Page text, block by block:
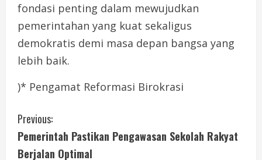
fondasi penting dalam mewujudkan
pemerintahan yang kuat sekaligus
demokratis demi masa depan bangsa yang
lebih baik.
)* Pengamat Reformasi Birokrasi
C
o
Previous:
Pemerintah Pastikan Pengawasan Sekolah Rakyat
Berjalan Optimal